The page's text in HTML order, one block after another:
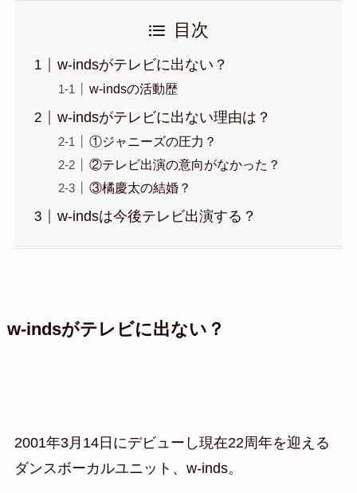
目次
w-indsがテレビに出ない？
w-indsの活動歴
w-indsがテレビに出ない理由は？
①ジャニーズの圧力？
②テレビ出演の意向がなかった？
③橘慶太の結婚？
w-indsは今後テレビ出演する？
w-indsがテレビに出ない？
2001年3月14日にデビューし現在22周年を迎える
ダンスボーカルユニット、w-inds。